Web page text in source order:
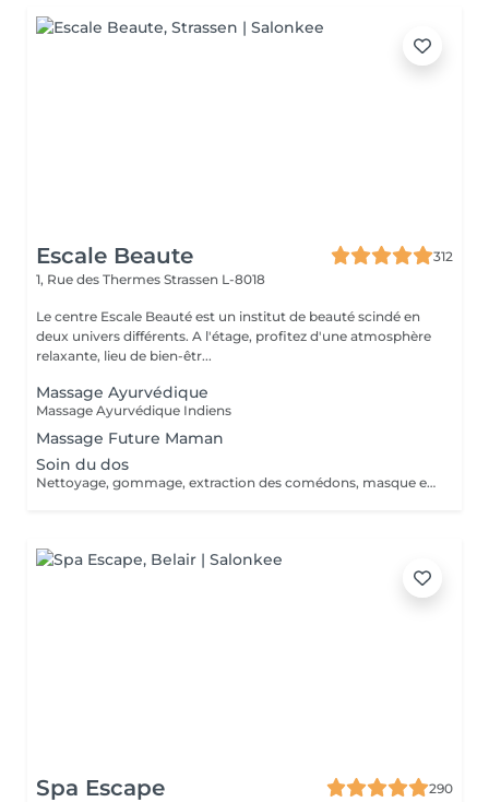
Escale Beaute
312
1, Rue des Thermes Strassen L-8018
Le centre Escale Beauté est un institut de beauté scindé en
deux univers différents. A l'étage, profitez d'une atmosphère
relaxante, lieu de bien-êtr...
Massage Ayurvédique
Massage Ayurvédique Indiens
Massage Future Maman
Soin du dos
Nettoyage, gommage, extraction des comédons, masque et massage
Spa Escape
290